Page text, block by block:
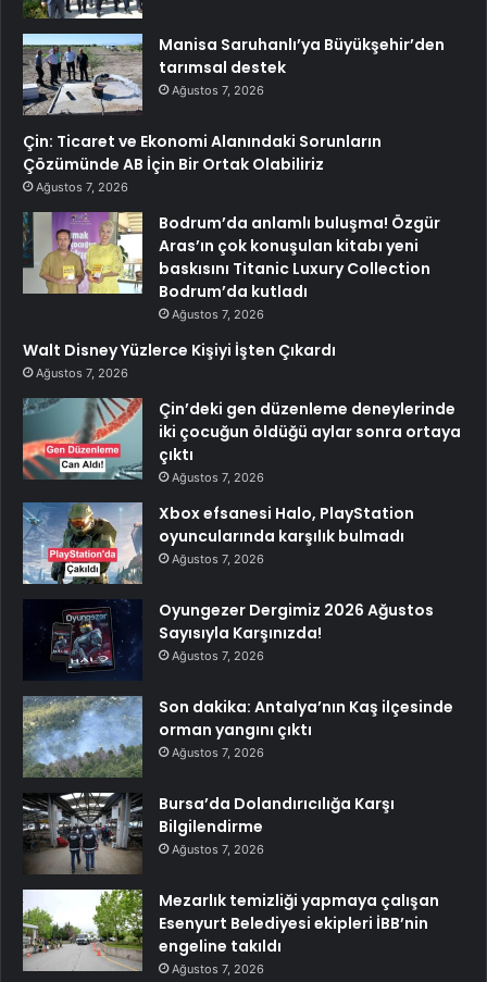
Manisa Saruhanlı’ya Büyükşehir’den
tarımsal destek
Ağustos 7, 2026
Çin: Ticaret ve Ekonomi Alanındaki Sorunların
Çözümünde AB İçin Bir Ortak Olabiliriz
Ağustos 7, 2026
Bodrum’da anlamlı buluşma! Özgür
Aras’ın çok konuşulan kitabı yeni
baskısını Titanic Luxury Collection
Bodrum’da kutladı
Ağustos 7, 2026
Walt Disney Yüzlerce Kişiyi İşten Çıkardı
Ağustos 7, 2026
Çin’deki gen düzenleme deneylerinde
iki çocuğun öldüğü aylar sonra ortaya
çıktı
Ağustos 7, 2026
Xbox efsanesi Halo, PlayStation
oyuncularında karşılık bulmadı
Ağustos 7, 2026
Oyungezer Dergimiz 2026 Ağustos
Sayısıyla Karşınızda!
Ağustos 7, 2026
Son dakika: Antalya’nın Kaş ilçesinde
orman yangını çıktı
Ağustos 7, 2026
Bursa’da Dolandırıcılığa Karşı
Bilgilendirme
Ağustos 7, 2026
Mezarlık temizliği yapmaya çalışan
Esenyurt Belediyesi ekipleri İBB’nin
engeline takıldı
Ağustos 7, 2026